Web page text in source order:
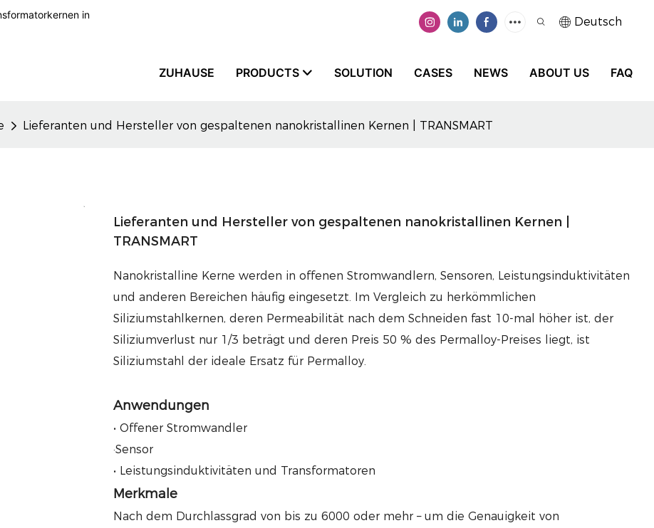
in
Deutsch
ZUHAUSE PRODUCTS SOLUTION CASES NEWS ABOUT US FAQ
Lieferanten und Hersteller von gespaltenen nanokristallinen Kernen | TRANSMART
Lieferanten und Hersteller von gespaltenen nanokristallinen Kernen |
TRANSMART
Nanokristalline Kerne werden in offenen Stromwandlern, Sensoren, Leistungsinduktivitäten
und anderen Bereichen häufig eingesetzt. Im Vergleich zu herkömmlichen
Siliziumstahlkernen, deren Permeabilität nach dem Schneiden fast 10-mal höher ist, der
Siliziumverlust nur 1/3 beträgt und deren Preis 50 % des Permalloy-Preises liegt, ist
Siliziumstahl der ideale Ersatz für Permalloy.
Anwendungen
• Offener Stromwandler
·Sensor
• Leistungsinduktivitäten und Transformatoren
Merkmale
Nach dem Durchlassgrad von bis zu 6000 oder mehr – um die Genauigkeit von